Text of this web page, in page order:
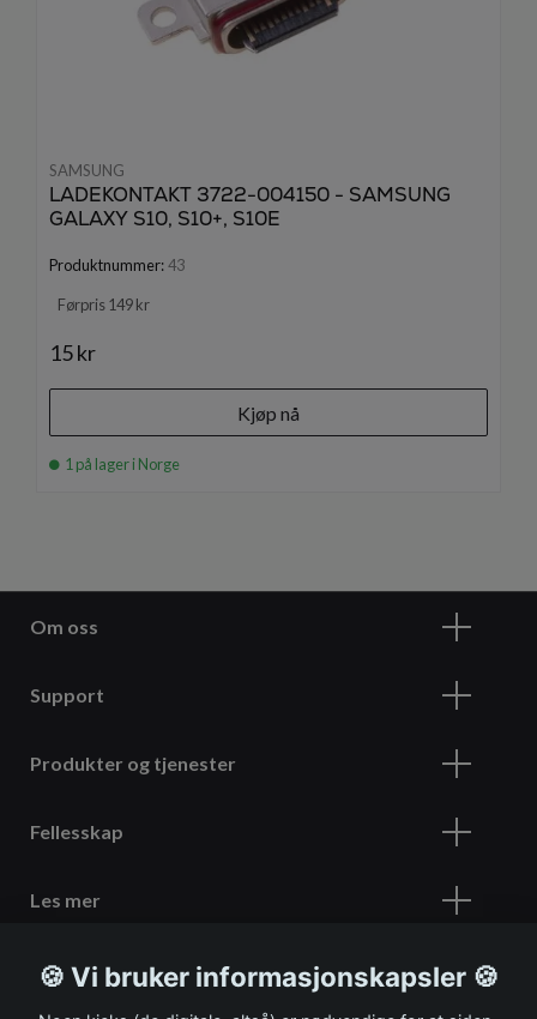
SAMSUNG
LADEKONTAKT 3722-004150 - SAMSUNG
GALAXY S10, S10+, S10E
Produktnummer:43
Førpris 149 kr
15 kr
Kjøp nå
1 på lager i Norge
Om oss
Support
Produkter og tjenester
Fellesskap
Les mer
Meld deg på vårt nyhetsbrev
🍪 Vi bruker informasjonskapsler 🍪